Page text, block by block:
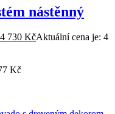
nástěnný
4 730 KčAktuální cena je: 4
Kč